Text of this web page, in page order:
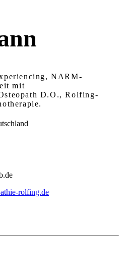
NARM-
mit
D.O., Rolfing-
rolfing.de